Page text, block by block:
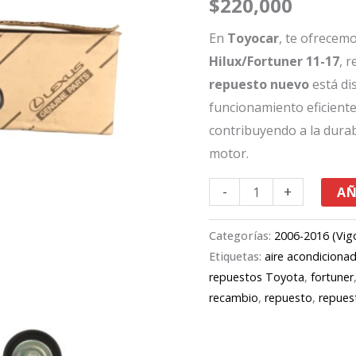
$220,000
En Toyocar, te
Hilux/Fortuner 11-17,
repuesto nuevoestá
funcionamiento
contribuyendo a la
motor.
-
Hilux
Fortuner
11-
17
cantidad
+
Categorías: 2006-2016
Etiquetas:aire
repuestos Toyota,fortuner
recambio,repuesto,